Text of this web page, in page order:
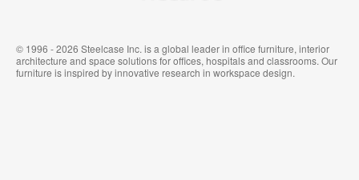
© 1996 - 2026 Steelcase Inc. is a global leader in office furniture, interior
architecture and space solutions for offices, hospitals and classrooms. Our
furniture is inspired by innovative research in workspace design.